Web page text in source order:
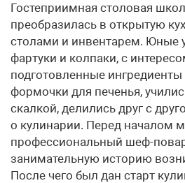
Гостеприимная столовая
преобразилась в открытую
столами и инвентарем. Юные
фартуки и колпаки, с
подготовленные
формочки для печенья,
скалкой, делились друг с
о кулинарии. Перед началом
профессиональный шеф-
занимательную историю
После чего был дан старт